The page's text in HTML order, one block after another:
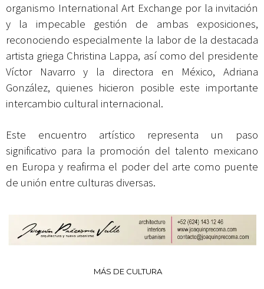
organismo International Art Exchange por la invitación
y la impecable gestión de ambas exposiciones,
reconociendo especialmente la labor de la destacada
artista griega Christina Lappa, así como del presidente
Víctor Navarro y la directora en México, Adriana
González, quienes hicieron posible este importante
intercambio cultural internacional.
Este encuentro artístico representa un paso
significativo para la promoción del talento mexicano
en Europa y reafirma el poder del arte como puente
de unión entre culturas diversas.
MÁS DE CULTURA